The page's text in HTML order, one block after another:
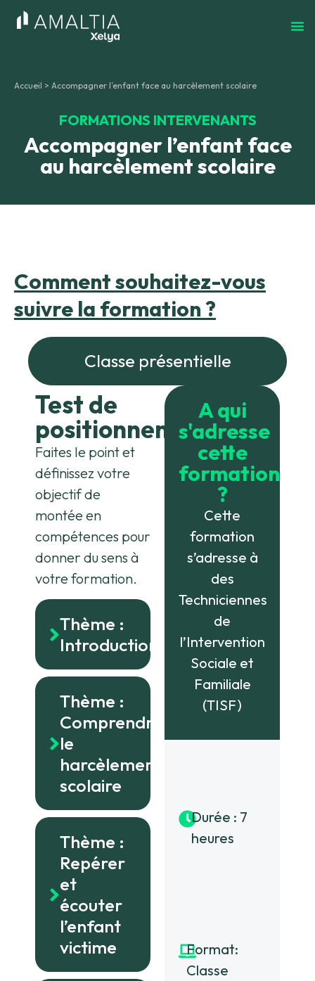
Accueil > Accompagner l’enfant face au harcèlement scolaire
FORMATIONS INTERVENANTS
Accompagner l’enfant face
au harcèlement scolaire
Comment souhaitez-vous
suivre la formation ?
Classe présentielle
Test de
positionnement
Faites le point et
définissez votre
objectif de
montée en
compétences pour
donner du sens à
votre formation.
Thème :
Introduction
Thème :
Comprendre
le
harcèlement
scolaire
Thème :
Repérer
et
écouter
l’enfant
victime
A qui
s'adresse
cette
formation
?
Cette
formation
s’adresse à
des
Techniciennes
de
l’Intervention
Sociale et
Familiale
(TISF)
Durée : 7
heures
Format:
Classe